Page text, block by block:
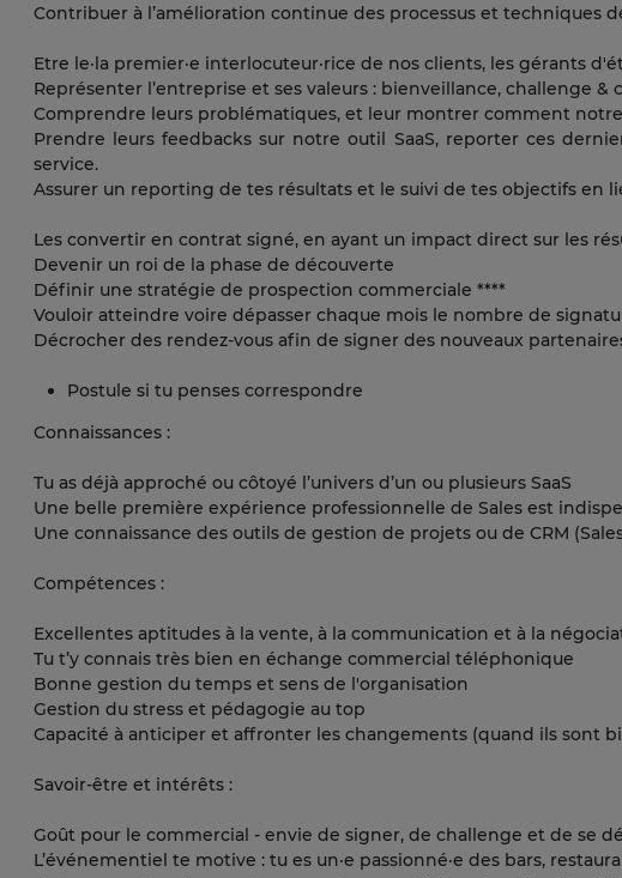
Contribuer à l’amélioration continue des processus et techniques
Etre le·la premier·e interlocuteur·rice de nos clients, les gérants
Représenter l’entreprise et ses valeurs : bienveillance, challenge &
Comprendre leurs problématiques, et leur montrer comment
Prendre leurs feedbacks sur notre outil SaaS, reporter ces
service.
Assurer un reporting de tes résultats et le suivi de tes objectifs en
Les convertir en contrat signé, en ayant un impact direct sur les
Devenir un roi de la phase de découverte
Définir une stratégie de prospection commerciale ****
Vouloir atteindre voire dépasser chaque mois le nombre de
Décrocher des rendez-vous afin de signer des nouveaux
Postule si tu penses correspondre
Connaissances :
Tu as déjà approché ou côtoyé l’univers d’un ou plusieurs SaaS
Une belle première expérience professionnelle de Sales est
Une connaissance des outils de gestion de projets ou de CRM
Compétences :
Excellentes aptitudes à la vente, à la communication et à la
Tu t’y connais très bien en échange commercial téléphonique
Bonne gestion du temps et sens de l'organisation
Gestion du stress et pédagogie au top
Capacité à anticiper et affronter les changements (quand ils sont
Savoir-être et intérêts :
Goût pour le commercial - envie de signer, de challenge et de se
L’événementiel te motive : tu es un·e passionné·e des bars,